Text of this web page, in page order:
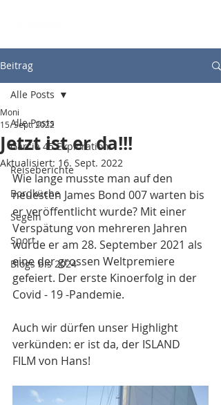
Beitrag
Alle Posts
Garcia 45 Exploration
Reiseberichte
Bordküche
Segeln
Sport
Blogs bis 2024
Alle Posts
Jetzt ist er da!!!
Moni
15. Sept. 2022
Aktualisiert: 16. Sept. 2022
Wie lange musste man auf den
neuesten James Bond 007 warten bis
er veröffentlicht wurde? Mit einer
Verspätung von mehreren Jahren
wurde er am 28. September 2021 als
eine der grossen Weltpremiere
gefeiert. Der erste Kinoerfolg in der
Covid - 19 -Pandemie.
Auch wir dürfen unser Highlight
verkünden: er ist da, der ISLAND
FILM von Hans!